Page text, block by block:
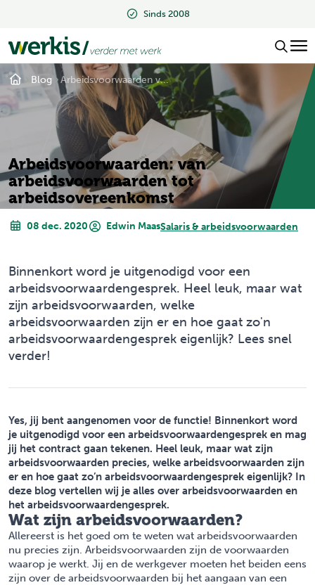
Blog Arbeidsvoorwaarden v...
Arbeidsvoorwaarden: van
arbeidsvoorwaarden tot
arbeidsovereenkomst
08 dec. 2020 Edwin MaasSalaris & arbeidsvoorwaarden
Binnenkort word je uitgenodigd voor een
arbeidsvoorwaardengesprek. Heel leuk, maar wat
zijn arbeidsvoorwaarden, welke
arbeidsvoorwaarden zijn er en hoe gaat zo'n
arbeidsvoorwaardengesprek eigenlijk? Lees snel
verder!
Yes, jij bent aangenomen voor de functie! Binnenkort word
je uitgenodigd voor een arbeidsvoorwaardengesprek en mag
jij het contract gaan tekenen. Heel leuk, maar wat zijn
arbeidsvoorwaarden precies, welke arbeidsvoorwaarden zijn
er en hoe gaat zo’n arbeidsvoorwaardengesprek eigenlijk? In
deze blog vertellen wij je alles over arbeidsvoorwaarden en
het arbeidsvoorwaardengesprek.
Wat zijn arbeidsvoorwaarden?
Allereerst is het goed om te weten wat arbeidsvoorwaarden
nu precies zijn. Arbeidsvoorwaarden zijn de voorwaarden
waarop je werkt. Jij en de werkgever moeten het beiden eens
zijn over de arbeidsvoorwaarden bij het aangaan van een